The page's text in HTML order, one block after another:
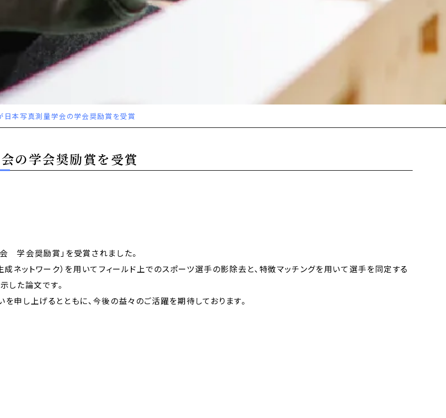
日本写真測量学会の学会奨励賞を受賞
の学会奨励賞を受賞
学会奨励賞」を受賞されました。
ネットワーク）を用いてフィールド上でのスポーツ選手の影除去と、特徴マッチングを用いて選手を同定する
した論文です。
申し上げるとともに、今後の益々のご活躍を期待しております。